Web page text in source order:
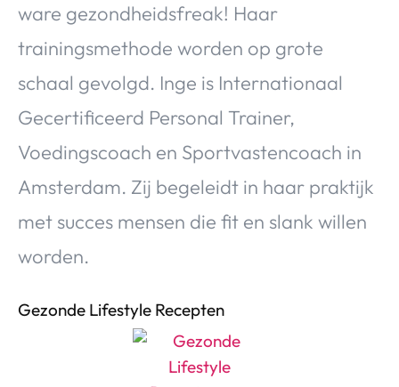
Over Valerie
Over Valerie
De Top 5
VALERIE'S CHOICE
Travel
Lifestyle
ware gezondheidsfreak! Haar
trainingsmethode worden op grote
schaal gevolgd. Inge is Internationaal
Gecertificeerd Personal Trainer,
Voedingscoach en Sportvastencoach in
Amsterdam. Zij begeleidt in haar praktijk
met succes mensen die fit en slank willen
worden.
Gezonde Lifestyle Recepten